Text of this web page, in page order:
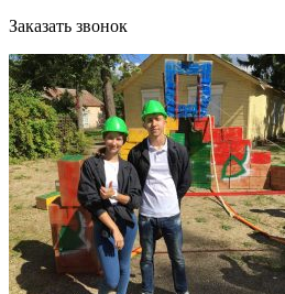
Заказать звонок